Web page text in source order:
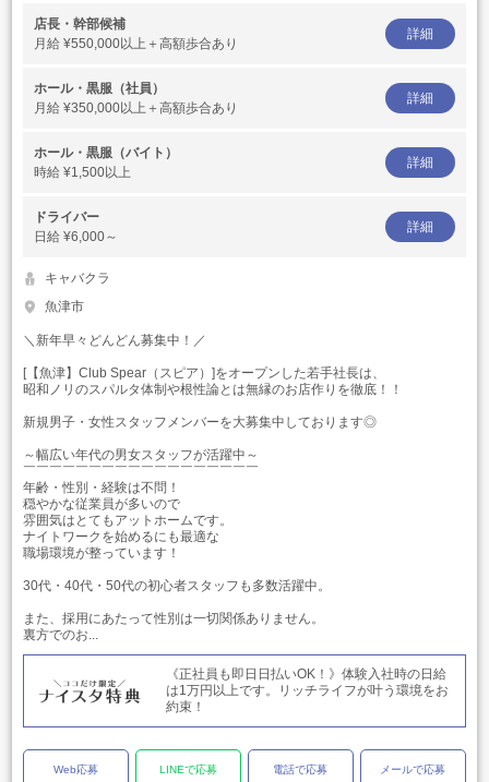
店長・幹部候補
月給 ¥550,000以上＋高額歩合あり
詳細
ホール・黒服（社員）
月給 ¥350,000以上＋高額歩合あり
詳細
ホール・黒服（バイト）
時給 ¥1,500以上
詳細
ドライバー
日給 ¥6,000～
詳細
キャバクラ
魚津市
＼新年早々どんどん募集中！／
[【魚津】Club Spear（スピア）]をオープンした若手社長は、
昭和ノリのスパルタ体制や根性論とは無縁のお店作りを徹底！！
新規男子・女性スタッフメンバーを大募集中しております◎
～幅広い年代の男女スタッフが活躍中～
￣￣￣￣￣￣￣￣￣￣￣￣￣￣￣￣￣￣
年齢・性別・経験は不問！
穏やかな従業員が多いので
雰囲気はとてもアットホームです。
ナイトワークを始めるにも最適な
職場環境が整っています！
30代・40代・50代の初心者スタッフも多数活躍中。
また、採用にあたって性別は一切関係ありません。
裏方でのお...
《正社員も即日日払いOK！》体験入社時の日給
は1万円以上です。リッチライフが叶う環境をお
約束！
Web応募 LINEで応募 電話で応募 メールで応募